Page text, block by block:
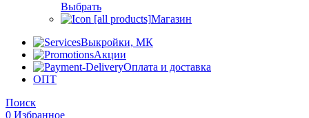
Выбрать
Магазин
Выкройки, МК
Акции
Оплата и доставка
ОПТ
Поиск
0 Избранное